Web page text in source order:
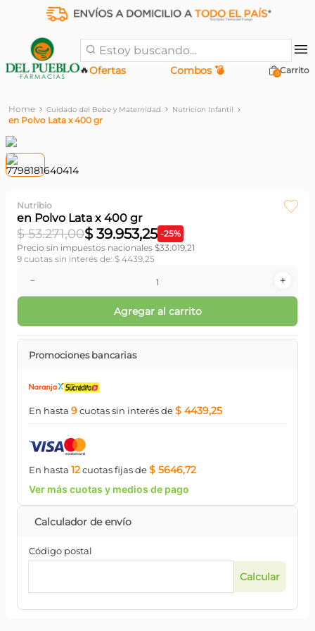
Estoy buscando...
Ofertas
🔥 Combos 💣 0
Cuidado del Bebe y Maternidad Nutricion Infantil
en Polvo Lata x 400 gr
Nutribio
en Polvo Lata x 400 gr
$ 53.271,00$ 39.953,25 -25%
Precio sin impuestos nacionales $33.019,21
9 cuotas sin interés de: $ 4439,25
＋
－
Agregar al carrito
Promociones bancarias
En hasta 9cuotassin interésde$ 4439,25
En hasta 12cuotasfijasde$ 5646,72
Ver más cuotas y medios de pago
Código postal